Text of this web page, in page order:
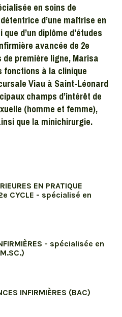
en soins de
d’une maîtrise en
d’un diplôme d'études
avancée de 2e
première ligne, Marisa
fonctions à la clinique
Viau à Saint-Léonard
champs d’intérêt de
(homme et femme),
que la minichirurgie.
EN PRATIQUE
2e CYCLE - spécialisé en
- spécialisée en
INFIRMIÈRES (BAC)